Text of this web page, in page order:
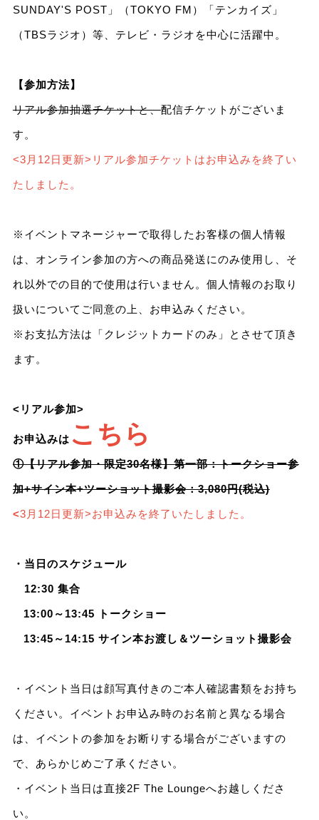
SUNDAY'S POST」（TOKYO FM）「テンカイズ」
（TBSラジオ）等、テレビ・ラジオを中心に活躍中。
【参加方法】
リアル参加抽選チケットと、配信チケットがございま
す。
<3月12日更新>リアル参加チケットはお申込みを終了い
たしました。
※イベントマネージャーで取得したお客様の個人情報
は、オンライン参加の方への商品発送にのみ使用し、そ
れ以外での目的で使用は行いません。個人情報のお取り
扱いについてご同意の上、お申込みください。
※お支払方法は「クレジットカードのみ」とさせて頂き
ます。
<リアル参加>
お申込みは こちら
①【リアル参加・限定30名様】第一部：トークショー参
加+サイン本+ツーショット撮影会：3,080円(税込)
<3月12日更新>お申込みを終了いたしました。
・当日のスケジュール
12:30 集合
13:00～13:45 トークショー
13:45～14:15 サイン本お渡し＆ツーショット撮影会
・イベント当日は顔写真付きのご本人確認書類をお持ち
ください。イベントお申込み時のお名前と異なる場合
は、イベントの参加をお断りする場合がございますの
で、あらかじめご了承ください。
・イベント当日は直接2F The Loungeへお越しくださ
い。